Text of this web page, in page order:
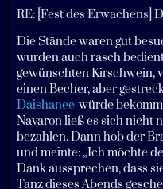
RE: [Fest des Erwachens]
Die Stände waren gut
wurden auch rasch
gewünschten Kirschwein,
einen Becher, aber
Daishanee würde
Navaron ließ es sich nicht
bezahlen. Dann hob der
und meinte: „Ich möchte
Dank aussprechen, dass
Tanz dieses Abends